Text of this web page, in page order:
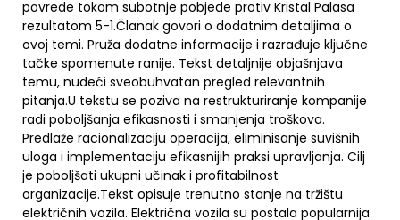
povrede tokom subotnje pobjede protiv Kristal Palasa
rezultatom 5-1.Članak govori o dodatnim detaljima o
ovoj temi. Pruža dodatne informacije i razrađuje ključne
tačke spomenute ranije. Tekst detaljnije objašnjava
temu, nudeći sveobuhvatan pregled relevantnih
pitanja.U tekstu se poziva na restrukturiranje kompanije
radi poboljšanja efikasnosti i smanjenja troškova.
Predlaže racionalizaciju operacija, eliminisanje suvišnih
uloga i implementaciju efikasnijih praksi upravljanja. Cilj
je poboljšati ukupni učinak i profitabilnost
organizacije.Tekst opisuje trenutno stanje na tržištu
električnih vozila. Električna vozila su postala popularnija